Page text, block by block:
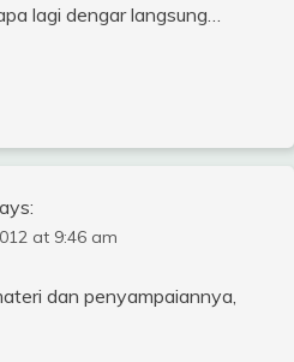
lagi dengar langsung…
at 9:46 am
dan penyampaiannya,